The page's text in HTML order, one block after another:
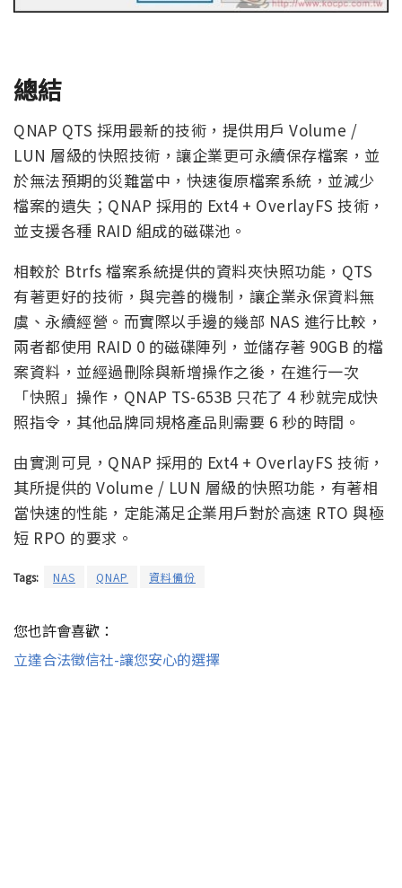
總結
QNAP QTS 採用最新的技術，提供用戶 Volume /
LUN 層級的快照技術，讓企業更可永續保存檔案，並
於無法預期的災難當中，快速復原檔案系統，並減少
檔案的遺失；QNAP 採用的 Ext4 + OverlayFS 技術，
並支援各種 RAID 組成的磁碟池。
相較於 Btrfs 檔案系統提供的資料夾快照功能，QTS
有著更好的技術，與完善的機制，讓企業永保資料無
虞、永續經營。而實際以手邊的幾部 NAS 進行比較，
兩者都使用 RAID 0 的磁碟陣列，並儲存著 90GB 的檔
案資料，並經過刪除與新增操作之後，在進行一次
「快照」操作，QNAP TS-653B 只花了 4 秒就完成快
照指令，其他品牌同規格產品則需要 6 秒的時間。
由實測可見，QNAP 採用的 Ext4 + OverlayFS 技術，
其所提供的 Volume / LUN 層級的快照功能，有著相
當快速的性能，定能滿足企業用戶對於高速 RTO 與極
短 RPO 的要求。
Tags: NAS QNAP 資料備份
您也許會喜歡：
立達合法徵信社-讓您安心的選擇